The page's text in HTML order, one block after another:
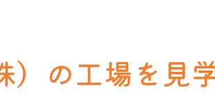
）の工場を見